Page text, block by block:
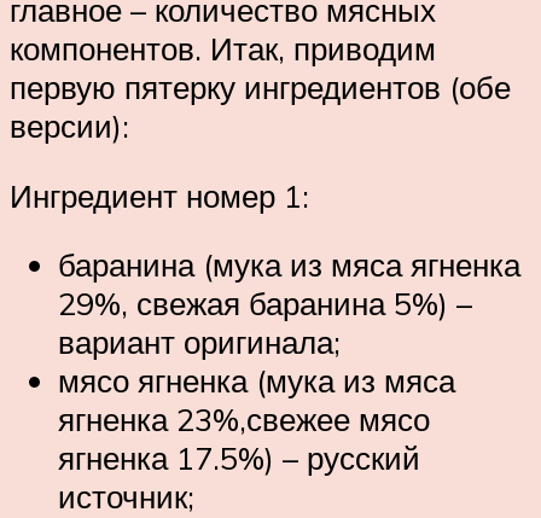
главное – количество мясных
компонентов. Итак, приводим
первую пятерку ингредиентов (обе
версии):
Ингредиент номер 1:
баранина (мука из мяса ягненка
29%, свежая баранина 5%) –
вариант оригинала;
мясо ягненка (мука из мяса
ягненка 23%,свежее мясо
ягненка 17.5%) – русский
источник;